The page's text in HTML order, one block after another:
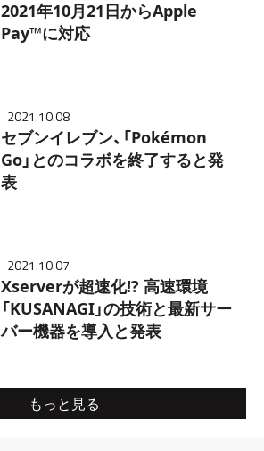
2021年10月21日からApple
Pay™に対応
2021.10.08
セブンイレブン、「Pokémon
Go」とのコラボを終了すると発
表
2021.10.07
Xserverが超速化!? 高速環境
「KUSANAGI」の技術と最新サー
バー機器を導入と発表
もっと見る